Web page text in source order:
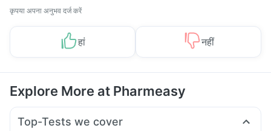
कृपया अपना अनुभव दर्ज करें
हां नहीं
Explore More at Pharmeasy
Top-Tests we cover